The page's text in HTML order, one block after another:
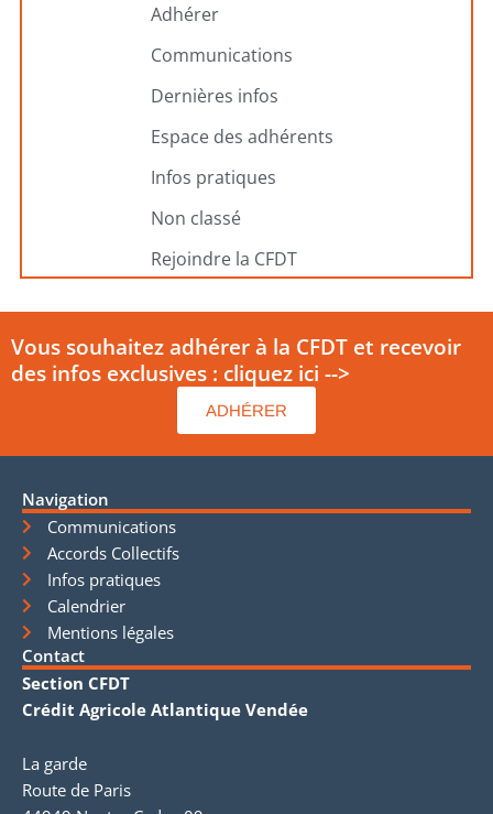
Adhérer
Communications
Dernières infos
Espace des adhérents
Infos pratiques
Non classé
Rejoindre la CFDT
Vous souhaitez adhérer à la CFDT et recevoir
des infos exclusives : cliquez ici -->
ADHÉRER
Navigation
Communications
Accords Collectifs
Infos pratiques
Calendrier
Mentions légales
Contact
Section CFDT
Crédit Agricole Atlantique Vendée
La garde
Route de Paris